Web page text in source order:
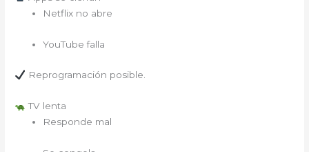
Netflix no abre
YouTube falla
Reprogramación posible.
TV lenta
Responde mal